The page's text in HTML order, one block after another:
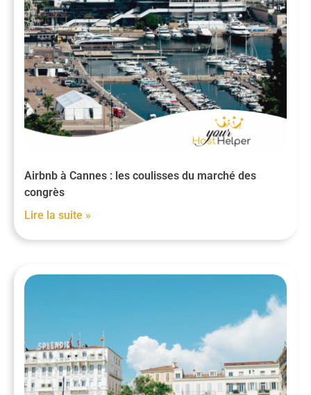
Airbnb à Cannes : les coulisses du marché des
congrès
Lire la suite »